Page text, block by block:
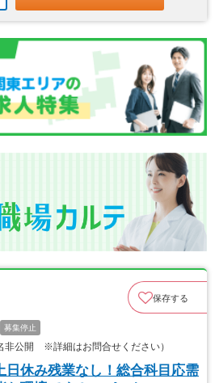
保存する
募集停止
非公開 ※詳細はお問合せください）
日休み残業なし！総合科目応需